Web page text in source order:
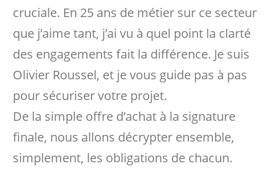
cruciale. En 25 ans de métier sur ce secteur
que j’aime tant, j’ai vu à quel point la clarté
des engagements fait la différence. Je suis
Olivier Roussel, et je vous guide pas à pas
pour sécuriser votre projet.
De la simple offre d’achat à la signature
finale, nous allons décrypter ensemble,
simplement, les obligations de chacun.